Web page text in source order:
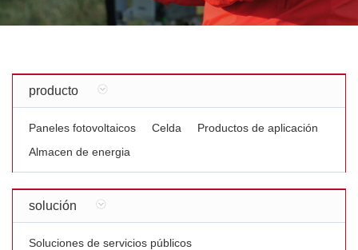
producto
Paneles fotovoltaicos Celda
Productos de aplicación
Almacen de energia
solución
Soluciones de servicios públicos